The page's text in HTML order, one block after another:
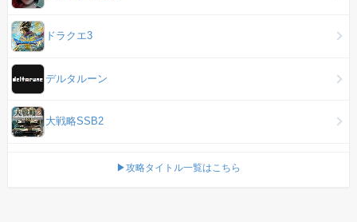
ドラクエ3
デルタルーン
大戦略SSB2
▶攻略タイトル一覧はこちら